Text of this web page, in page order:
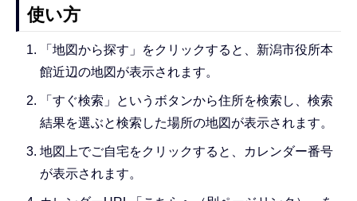
使い方
「地図から探す」をクリックすると、新潟市役所本
館近辺の地図が表示されます。
「すぐ検索」というボタンから住所を検索し、検索
結果を選ぶと検索した場所の地図が表示されます。
地図上でご自宅をクリックすると、カレンダー番号
が表示されます。